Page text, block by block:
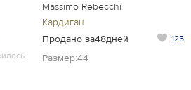
Massimo Rebecchi
Кардиган
Продано за48дней
125
Размер:44